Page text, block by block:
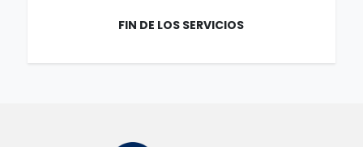
FIN DE LOS SERVICIOS